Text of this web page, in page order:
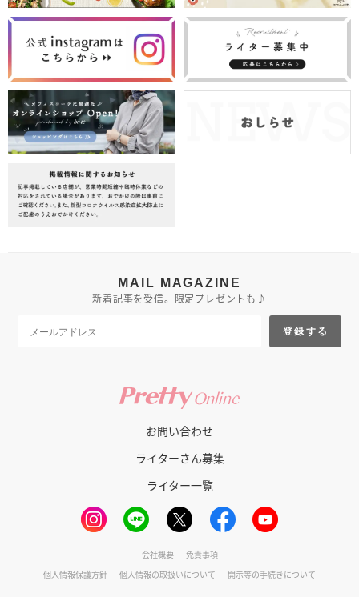
MAIL MAGAZINE
新着記事を受信。限定プレゼントも♪
登録する
お問い合わせ
ライターさん募集
ライター一覧
会社概要
免責事項
個人情報保護方針
個人情報の取扱いについて 開示等の手続きについて